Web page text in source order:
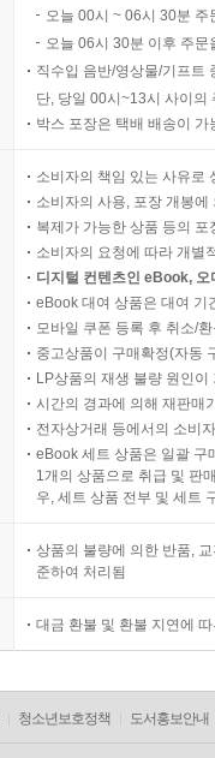
오늘 00시 ~ 06시 30분
오늘 06시 30분 이후 주
직수입 음반/영상물/기프트
단, 당일 00시~13시 사이의
박스 포장은 택배 배송이
소비자의 책임 있는 사유로
소비자의 사용, 포장 개봉
복제가 가능한 상품 등의
소비자의 요청에 따라 개별
디지털 컨텐츠인 eBook,
eBook 대여 상품은 대여 기
모바일 쿠폰 등록 후 취소/
중고상품이 구매확정(자동
LP상품의 재생 불량 원인
시간의 경과에 의해 재판매
전자상거래 등에서의 소비
eBook 세트 상품은 일괄 구
1개의 상품으로 취급 및 판
우, 세트 상품 전부 및 세트
상품의 불량에 의한 반품,
준하여 처리됨
대금 환불 및 환불 지연에
청소년보호정책 도서홍보안내